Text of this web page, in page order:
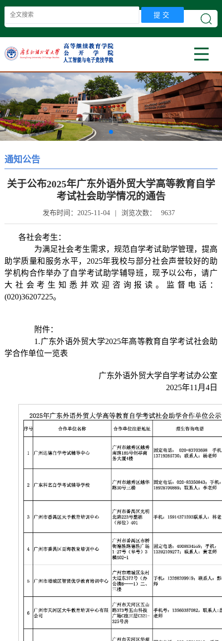
首页
学院概况
教学科研
学生工作
党建工作
教工之家
招生就业
信息服务
通知公告
关于公布2025年广东外语外贸大学高等教育自学
考试社会助学情况的通告
发布时间：2025-11-04 浏览次数： 9637
各社会考生：
为满足社会考生需求，规范自学考试助学管理，提高
助学质量和服务水平，2025年我校与部分社会声誉较好的助
学机构合作举办了自学考试助学辅导班，现予以公布，请广
大社会考生知悉并欢迎咨询报读。监督电话：
(020)36207225。
附件：
1.广东外语外贸大学2025年高等教育自学考试社会助
学合作单位一览表
广东外语外贸大学自学考试办公室
2025年11月4日